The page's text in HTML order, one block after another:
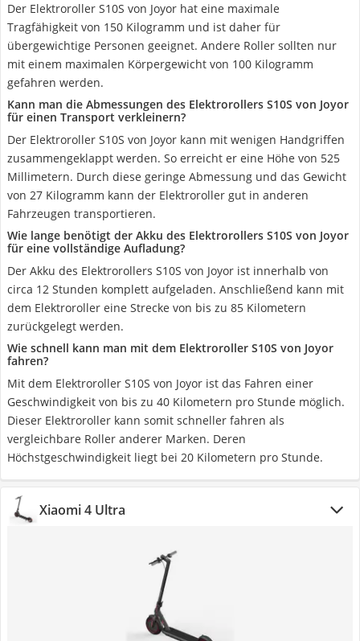
Der Elektroroller S10S von Joyor hat eine maximale
Tragfähigkeit von 150 Kilogramm und ist daher für
übergewichtige Personen geeignet. Andere Roller sollten nur
mit einem maximalen Körpergewicht von 100 Kilogramm
gefahren werden.
Kann man die Abmessungen des Elektrorollers S10S von Joyor
für einen Transport verkleinern?
Der Elektroroller S10S von Joyor kann mit wenigen Handgriffen
zusammengeklappt werden. So erreicht er eine Höhe von 525
Millimetern. Durch diese geringe Abmessung und das Gewicht
von 27 Kilogramm kann der Elektroroller gut in anderen
Fahrzeugen transportieren.
Wie lange benötigt der Akku des Elektrorollers S10S von Joyor
für eine vollständige Aufladung?
Der Akku des Elektrorollers S10S von Joyor ist innerhalb von
circa 12 Stunden komplett aufgeladen. Anschließend kann mit
dem Elektroroller eine Strecke von bis zu 85 Kilometern
zurückgelegt werden.
Wie schnell kann man mit dem Elektroroller S10S von Joyor
fahren?
Mit dem Elektroroller S10S von Joyor ist das Fahren einer
Geschwindigkeit von bis zu 40 Kilometern pro Stunde möglich.
Dieser Elektroroller kann somit schneller fahren als
vergleichbare Roller anderer Marken. Deren
Höchstgeschwindigkeit liegt bei 20 Kilometern pro Stunde.
Xiaomi 4 Ultra